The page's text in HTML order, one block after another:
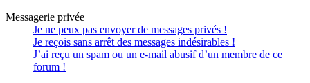
Messagerie privée
Je ne peux pas envoyer de messages privés !
Je reçois sans arrêt des messages indésirables !
J’ai reçu un spam ou un e-mail abusif d’un membre de ce
forum !